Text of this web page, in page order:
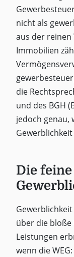
nicht als
aus der
Immobilien
die
und des BGH
jedoch genau,
Die
über die bloße
Leistungen
wenn die WEG: